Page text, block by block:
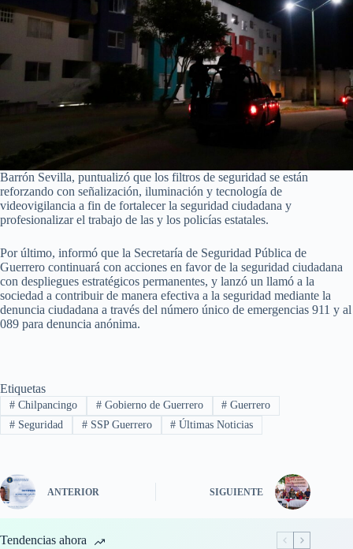
Barrón Sevilla, puntualizó que los filtros de seguridad se están
reforzando con señalización, iluminación y tecnología de
videovigilancia a fin de fortalecer la seguridad ciudadana y
profesionalizar el trabajo de las y los policías estatales.
Por último, informó que la Secretaría de Seguridad Pública de
Guerrero continuará con acciones en favor de la seguridad ciudadana
con despliegues estratégicos permanentes, y lanzó un llamó a la
sociedad a contribuir de manera efectiva a la seguridad mediante la
denuncia ciudadana a través del número único de emergencias 911 y al
089 para denuncia anónima.
Etiquetas
#Chilpancingo #Gobierno de Guerrero # Guerrero
#Seguridad #SSP Guerrero # Últimas Noticias
ANTERIOR SIGUIENTE
Tendencias ahora